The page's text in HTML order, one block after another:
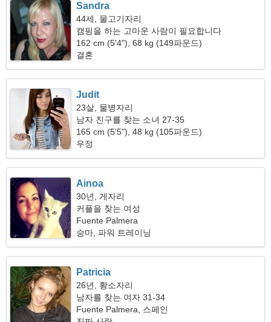
Sandra
44세, 물고기자리
캠핑을 하는 고마운 사람이 필요합니다
162 cm (5'4"), 68 kg (149파운드)
결혼
Judit
23살, 물병자리
남자 친구를 찾는 소녀 27-35
165 cm (5'5"), 48 kg (105파운드)
우정
Ainoa
30년, 게자리
커플을 찾는 여성
Fuente Palmera
승마, 파워 트레이닝
Patricia
26년, 황소자리
남자를 찾는 여자 31-34
Fuente Palmera, 스페인